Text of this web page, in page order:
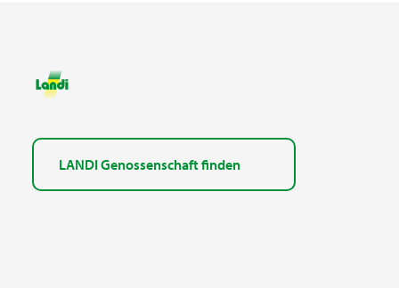
LANDI Genossenschaft finden